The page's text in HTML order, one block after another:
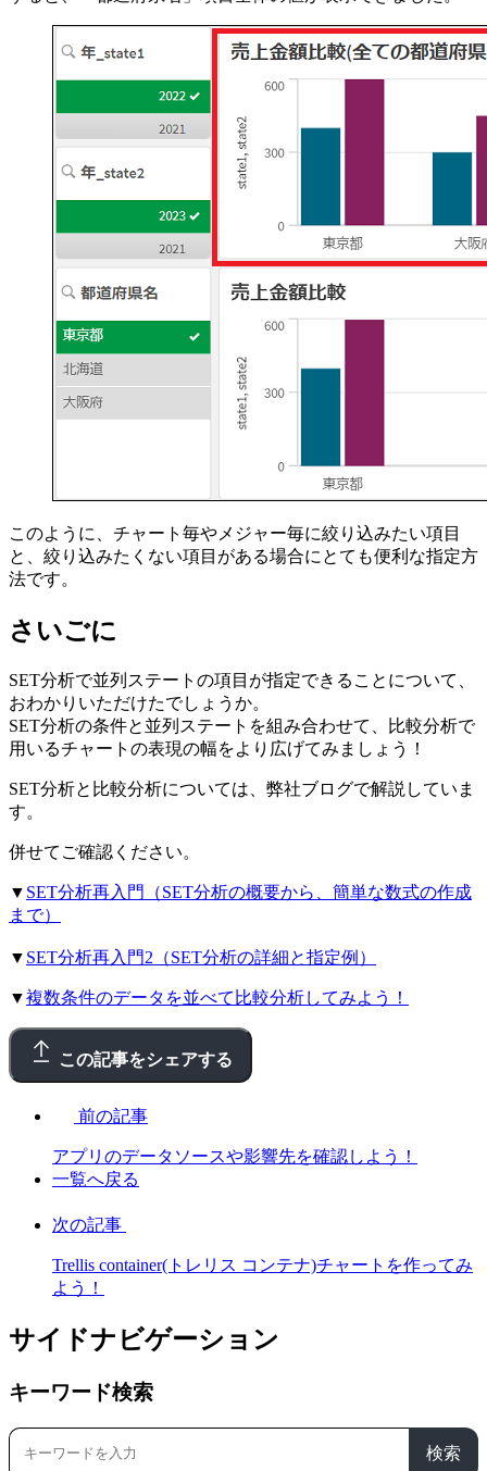
このように、チャート毎やメジャー毎に絞り込みたい項目
と、絞り込みたくない項目がある場合にとても便利な指定方
法です。
さいごに
SET分析で並列ステートの項目が指定できることについて、
おわかりいただけたでしょうか。
SET分析の条件と並列ステートを組み合わせて、比較分析で
用いるチャートの表現の幅をより広げてみましょう！
SET分析と比較分析については、弊社ブログで解説していま
す。
併せてご確認ください。
▼ SET分析再入門（SET分析の概要から、簡単な数式の作成
まで）
▼ SET分析再入門2（SET分析の詳細と指定例）
▼複数条件のデータを並べて比較分析してみよう！
この記事をシェアする
前の記事
アプリのデータソースや影響先を確認しよう！
一覧へ戻る
次の記事
Trellis container(トレリス コンテナ)チャートを作ってみ
よう！
サイドナビゲーション
キーワード検索
検索